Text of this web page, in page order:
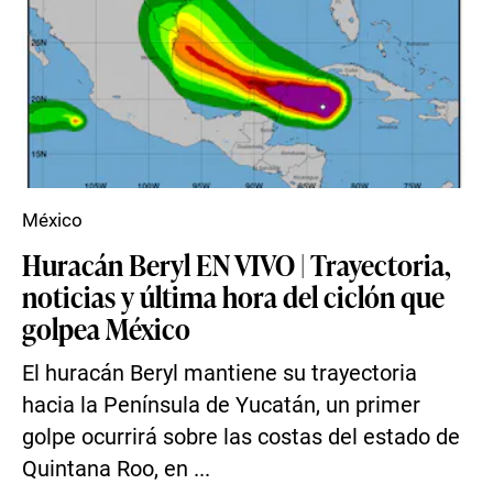
Huracán Beryl EN VIVO | Trayectoria,
noticias y última hora del ciclón que
golpea México
El huracán Beryl mantiene su trayectoria
hacia la Península de Yucatán, un primer
golpe ocurrirá sobre las costas del estado de
Quintana Roo, en ...
México